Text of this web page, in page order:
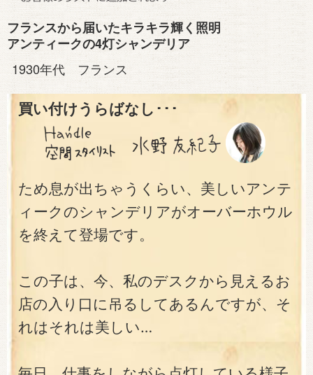
フランスから届いたキラキラ輝く照明
アンティークの4灯シャンデリア
1930年代 フランス
買い付けうらばなし･･･
ため息が出ちゃうくらい、美しいアンテ
ィークのシャンデリアがオーバーホウル
を終えて登場です。
この子は、今、私のデスクから見えるお
店の入り口に吊るしてあるんですが、そ
れはそれは美しい…